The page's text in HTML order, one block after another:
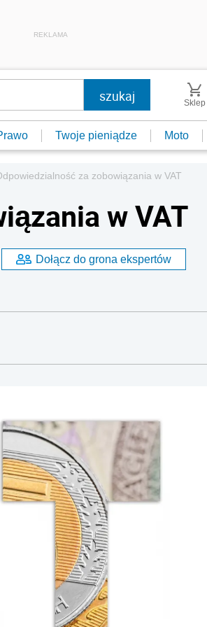
REKLAMA
Sklep
Twoje pieniądze Moto
za zobowiązania w VAT
w VAT
Dołącz do grona ekspertów